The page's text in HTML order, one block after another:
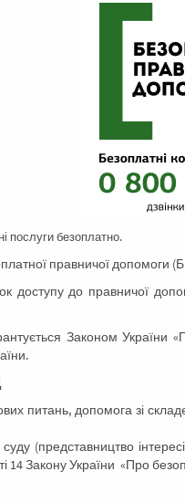
послуги безоплатно.
правничої допомоги
до правничої
Законом України
питань, допомога зі
(представництво
14 Закону України «Про